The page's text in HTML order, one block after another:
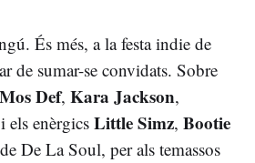
És més, a la festa indie de
de sumar-se convidats. Sobre
Def, Kara Jackson,
i els enèrgics Little Simz, Bootie
De La Soul, per als temassos